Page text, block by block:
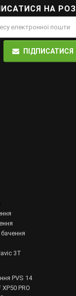
НА
ПІДПИСАТИСЯ
3T
PVS 14
PRO